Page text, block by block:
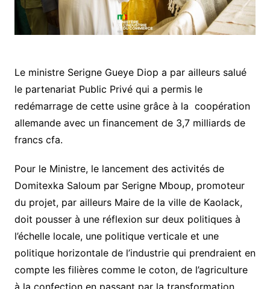
Le ministre Serigne Gueye Diop a par ailleurs salué
le partenariat Public Privé qui a permis le
redémarrage de cette usine grâce à la coopération
allemande avec un financement de 3,7 milliards de
francs cfa.
Pour le Ministre, le lancement des activités de
Domitexka Saloum par Serigne Mboup, promoteur
du projet, par ailleurs Maire de la ville de Kaolack,
doit pousser à une réflexion sur deux politiques à
l’échelle locale, une politique verticale et une
politique horizontale de l’industrie qui prendraient en
compte les filières comme le coton, de l’agriculture
à la confection en passant par la transformation.